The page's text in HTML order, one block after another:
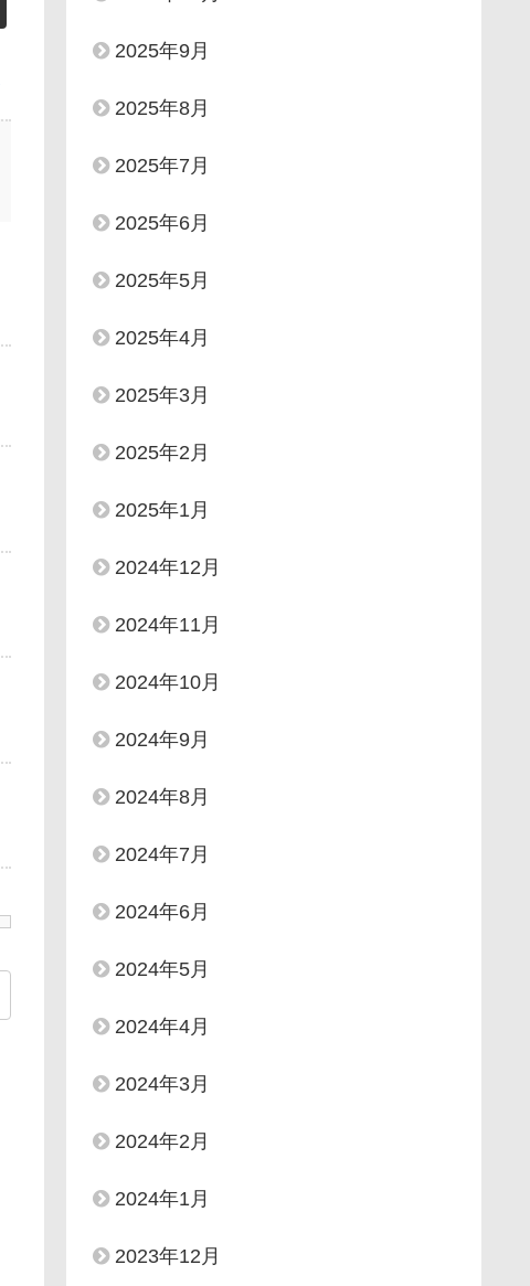
2025年9月
2025年8月
2025年7月
2025年6月
2025年5月
2025年4月
2025年3月
2025年2月
2025年1月
2024年12月
2024年11月
2024年10月
2024年9月
2024年8月
2024年7月
2024年6月
2024年5月
2024年4月
2024年3月
2024年2月
2024年1月
2023年12月